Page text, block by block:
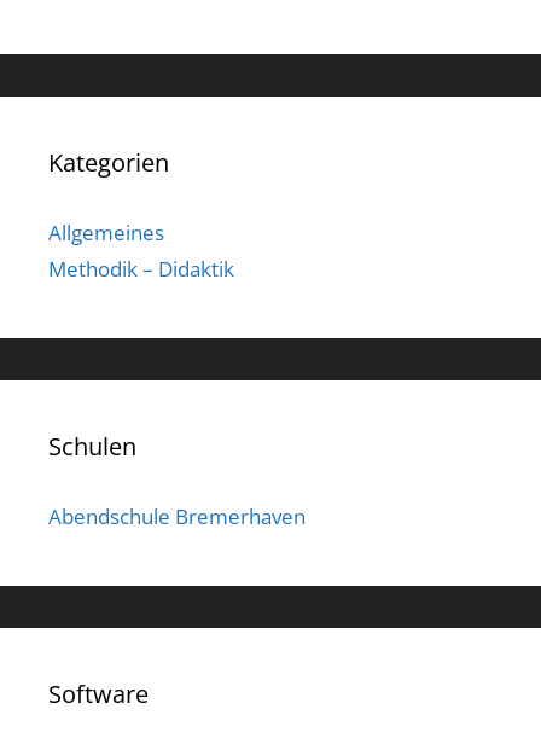
Kategorien
Allgemeines
Methodik – Didaktik
Schulen
Abendschule Bremerhaven
Software